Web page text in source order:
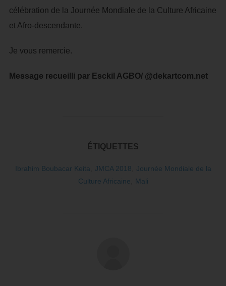
célébration de la Journée Mondiale de la Culture Africaine
et Afro-descendante.
Je vous remercie.
Message recueilli par Esckil AGBO/ @dekartcom.net
ÉTIQUETTES
Ibrahim Boubacar Keita JMCA 2018
Journée Mondiale de la
Culture Africaine
Mali